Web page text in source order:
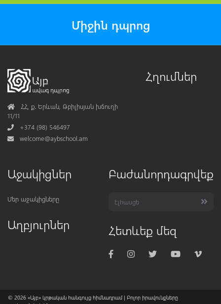
Միջին դպրոց
AddressՀՀ, ք․ Երևան, Թբիլիսյան խճուղի
11/11
Phone+374 (98) 546497
Mail
welcome@aybschool.am
Հղումներ
Աջակիցներ
Մեր աջակիցները
Աղբյուրներ
Բաժանորդագրվեք
Հետևեք մեզ
© 2026 «Այբ» կրթական հանգույց հիմնադրամ| Բոլոր իրավունքները